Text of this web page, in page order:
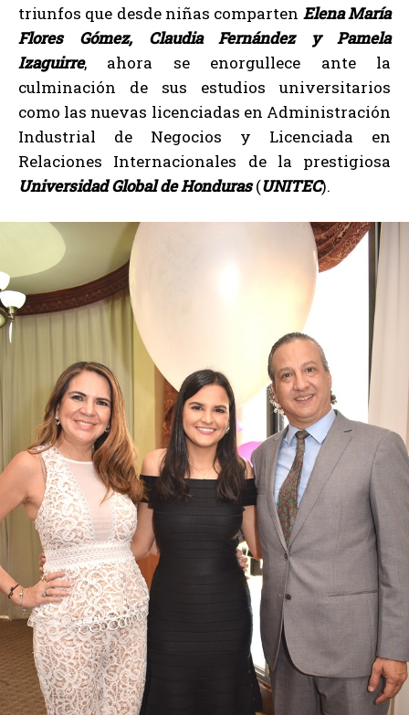
triunfos que desde niñas comparten Elena María
Flores Gómez, Claudia Fernández y Pamela
Izaguirre, ahora se enorgullece ante la
culminación de sus estudios universitarios
como las nuevas licenciadas en Administración
Industrial de Negocios y Licenciada en
Relaciones Internacionales de la prestigiosa
Universidad Global de Honduras(UNITEC).